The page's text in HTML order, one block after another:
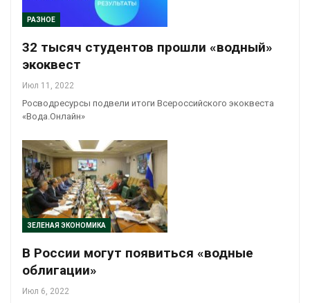
РАЗНОЕ
32 тысяч студентов прошли «водный»
экоквест
Июл 11, 2022
Росводресурсы подвели итоги Всероссийского экоквеста
«Вода.Онлайн»
ЗЕЛЕНАЯ ЭКОНОМИКА
В России могут появиться «водные
облигации»
Июл 6, 2022